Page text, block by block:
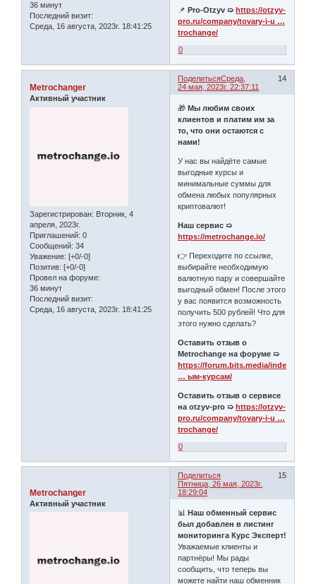
36 минут
Последний визит:
Среда, 16 августа, 2023г. 18:41:25
📌 Pro-Otzyv ➯ https://otzyv-
pro.ru/company/tovary-i-u …
trochange/
0
Поделиться 14
Среда,
24 мая, 2023г. 22:37:11
Metrochanger
Активный участник
Зарегистрирован: Вторник, 4
апреля, 2023г.
Приглашений: 0
Сообщений: 34
Уважение: [+0/-0]
Позитив: [+0/-0]
Провел на форуме:
36 минут
Последний визит:
Среда, 16 августа, 2023г. 18:41:25
🎁Мы любим своих
клиентов и платим им за
то, что они остаются с
нами!
У нас вы найдёте самые
выгодные курсы и
минимальные суммы для
обмена любых популярных
криптовалют!
Наш сервис ➯
https://metrochange.io/
👉 Переходите по ссылке,
выбирайте необходимую
валютную пару и совершайте
выгодный обмен! После этого
у вас появится возможность
получить 500 рублей! Что для
этого нужно сделать?
Оставить отзыв о
Metrochange на форуме ➯
https://forum.bits.media/
… ым-курсам/
Оставить отзыв о сервисе
на otzyv-pro ➯https://otzyv-
pro.ru/company/tovary-i-u …
trochange/
0
Поделиться
15
Пятница, 26 мая, 2023г.
18:29:04
Metrochanger
Активный участник
📊Наш обменный сервис
был добавлен в листинг
мониторинга Курс Эксперт!
Уважаемые клиенты и
партнёры! Мы рады
сообщить, что теперь вы
можете найти наш обменник